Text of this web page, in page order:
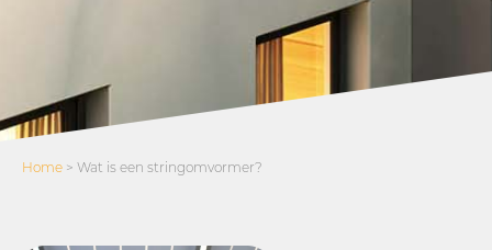
Home > Wat is een stringomvormer?